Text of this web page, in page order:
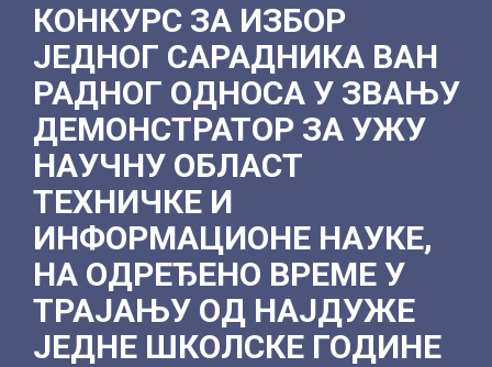
КОНКУРС ЗА ИЗБОР
ЈЕДНОГ САРАДНИКА ВАН
РАДНОГ ОДНОСА У ЗВАЊУ
ДЕМОНСТРАТОР ЗА УЖУ
НАУЧНУ ОБЛАСТ
ТЕХНИЧКЕ И
ИНФОРМАЦИОНЕ НАУКЕ,
НА ОДРЕЂЕНО ВРЕМЕ У
ТРАЈАЊУ ОД НАЈДУЖЕ
ЈЕДНЕ ШКОЛСКЕ ГОДИНЕ